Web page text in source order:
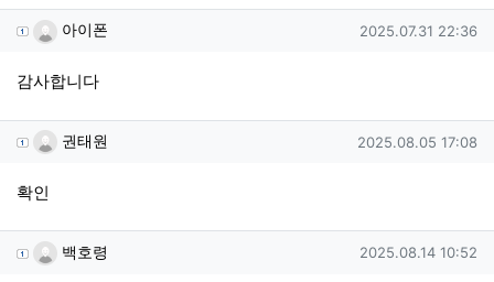
아이폰님의 댓글
아이폰 작성일
2025.07.31 22:36
감사합니다
권태원님의 댓글
권태원 작성일
2025.08.05 17:08
확인
백호령님의 댓글
백호령 작성일
2025.08.14 10:52